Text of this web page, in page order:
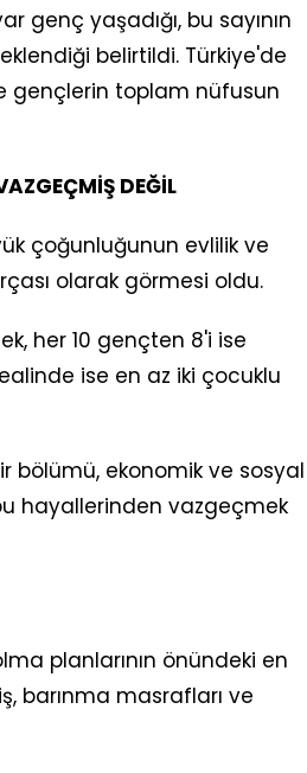
genç yaşadığı, bu sayının
belirtildi. Türkiye'de
gençlerin toplam nüfusun
DEĞİL
çoğunluğunun evlilik ve
olarak görmesi oldu.
her 10 gençten 8'i ise
ise en az iki çocuklu
bölümü, ekonomik ve sosyal
hayallerinden vazgeçmek
planlarının önündeki en
barınma masrafları ve